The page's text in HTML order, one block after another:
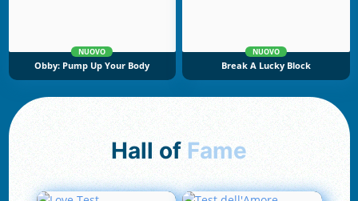
NUOVO
Obby: Pump Up Your Body
NUOVO
Break A Lucky Block
Hall of Fame